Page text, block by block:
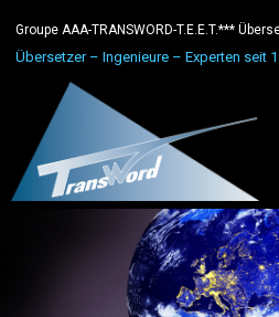
Groupe AAA-TRANSWORD-T.E.E.T.***
Übersetzer – Ingenieure – Experten seit